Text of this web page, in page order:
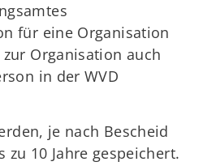
für eine Organisation
Organisation auch
in der WVD
je nach Bescheid
zu 10 Jahre gespeichert.